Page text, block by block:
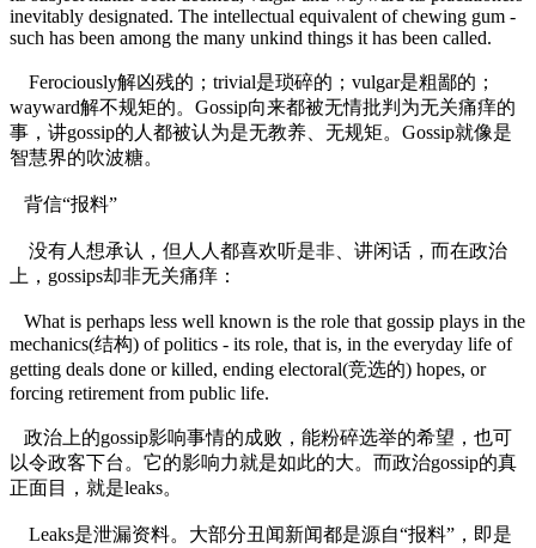
inevitably designated. The intellectual equivalent of chewing gum -
such has been among the many unkind things it has been called.
Ferociously解凶残的；trivial是琐碎的；vulgar是粗鄙的；
wayward解不规矩的。Gossip向来都被无情批判为无关痛痒的
事，讲gossip的人都被认为是无教养、无规矩。Gossip就像是
智慧界的吹波糖。
背信“报料”
没有人想承认，但人人都喜欢听是非、讲闲话，而在政治
上，gossips却非无关痛痒：
What is perhaps less well known is the role that gossip plays in the
mechanics(结构) of politics - its role, that is, in the everyday life of
getting deals done or killed, ending electoral(竞选的) hopes, or
forcing retirement from public life.
政治上的gossip影响事情的成败，能粉碎选举的希望，也可
以令政客下台。它的影响力就是如此的大。而政治gossip的真
正面目，就是leaks。
Leaks是泄漏资料。大部分丑闻新闻都是源自“报料”，即是